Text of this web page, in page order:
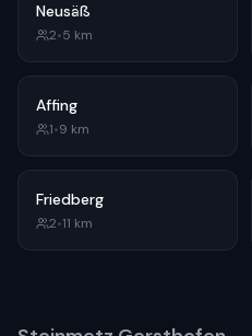
Neusäß
2•5 km
Affing
1•9 km
Friedberg
2•11 km